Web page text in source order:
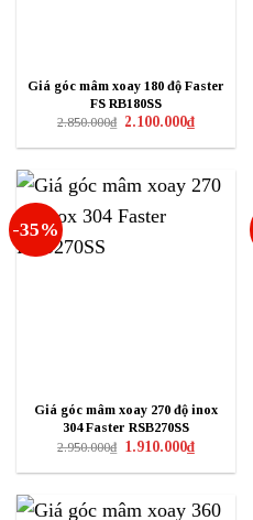
Giá góc mâm xoay 180 độ Faster
FS RB180SS
2.850.000₫ Giá
là:
2.100.000₫Giá
hiện
tại
-35%
Giá góc mâm xoay 270 độ inox
304 Faster RSB270SS
2.950.000₫ Giá
là:
1.910.000₫Giá
hiện
tại